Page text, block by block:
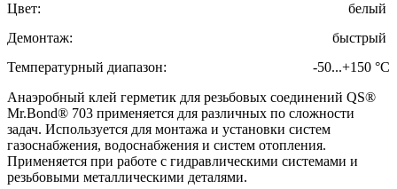
Цвет:
белый
Демонтаж:
быстрый
Температурный диапазон:
-50...+150 °C
Анаэробный клей герметик для резьбовых соединений QS®
Mr.Bond® 703 применяется для различных по сложности
задач. Используется для монтажа и установки систем
газоснабжения, водоснабжения и систем отопления.
Применяется при работе с гидравлическими системами и
резьбовыми металлическими деталями.